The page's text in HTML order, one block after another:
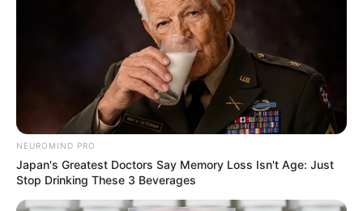
Remember Hensel Twins? Take A Deep Breath Before
Man Teaches Lesson To Seat-Kicking Kid And Mom –
NEUROMIND PRO
Japan's Greatest Doctors Say Memory Loss Isn't Age: Just
Stop Drinking These 3 Beverages